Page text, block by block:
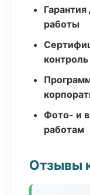
работы
Фото- и
работам
Отзывы